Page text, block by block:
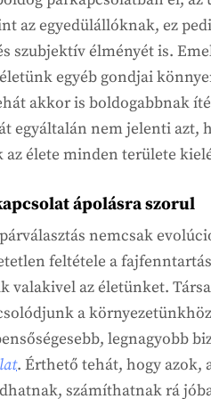
az egyedülállóknak, ez
szubjektív élményét is.
egyéb gondjai
akkor is boldogabbnak
egyáltalán nem jelenti azt,
az élete minden területe
ápolásra szorul
nemcsak
feltétele a
valakivel az életünket.
a
legnagyobb
. Érthető tehát, hogy azok,
számíthatnak rá